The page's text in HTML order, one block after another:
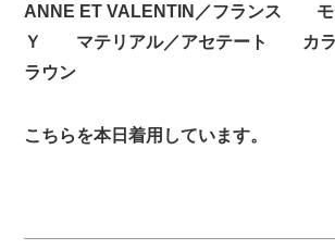
ANNE ET VALENTIN／フランス モ
Ｙ マテリアル／アセテート カラ
ラウン
こちらを本日着用しています。